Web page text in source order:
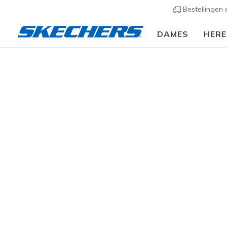
Bestellingen
DAMES